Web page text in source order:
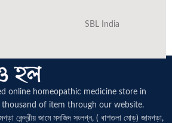
SBL India
online homeopathic medicine store in
thousand of item through our website.
কেন্দ্রীয় জামে মসজিদ সংলগ্ন, ( বাশতলা মোড়) জামগড়া,